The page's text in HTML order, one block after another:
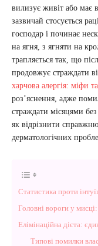
вилизує живіт або має
зазвичай стосується
господар і починає
на ягня, з ягняти на
трапляється так, що
продовжує страждати
харчова алергія: міфи
роз’яснення, адже
страждати місяцями
як відрізнити
дерматологічних
Статистика проти
Головні вороги у
Елімінаційна дієта:
Типові помилки